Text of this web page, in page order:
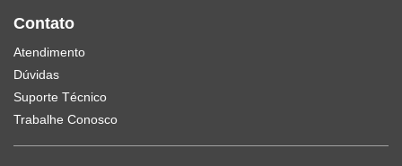
Contato
Atendimento
Dúvidas
Suporte Técnico
Trabalhe Conosco